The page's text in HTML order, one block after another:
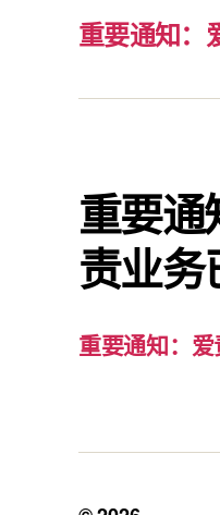
重要通知：
重要通
责业务
重要通知：